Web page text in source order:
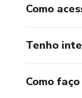
Como
Tenho
Como